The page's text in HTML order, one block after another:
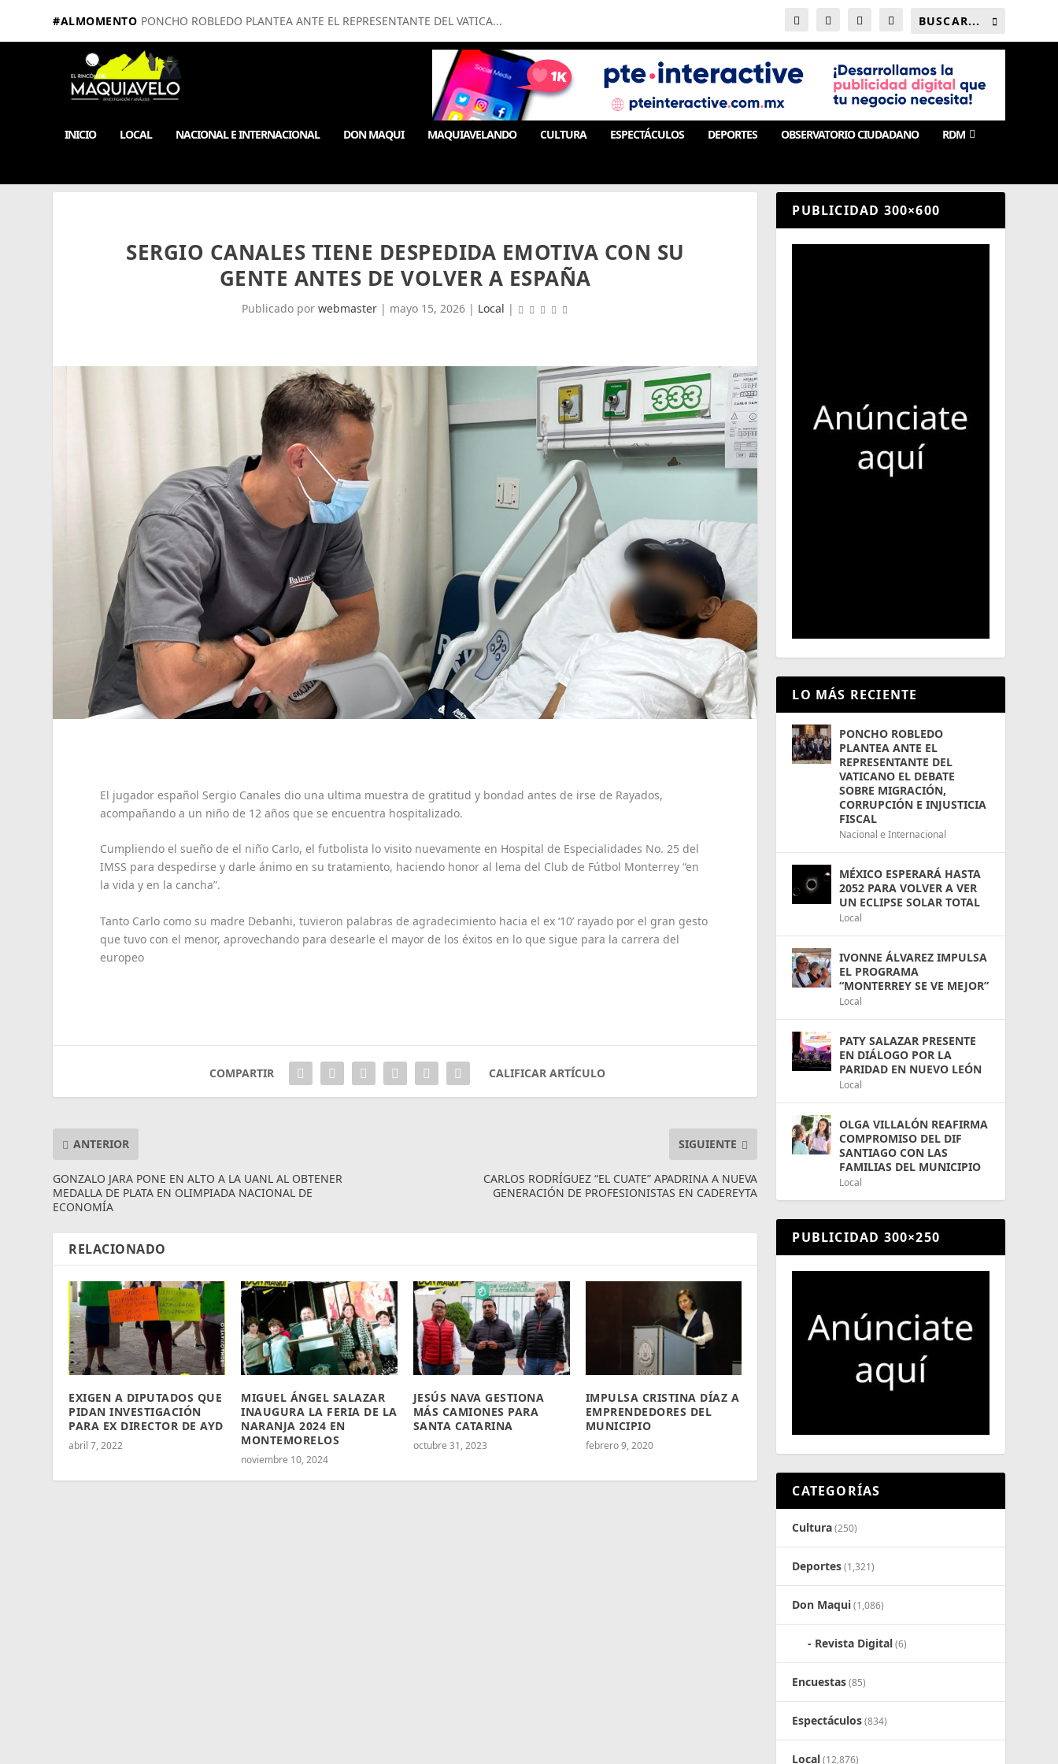
#ALMOMENTO PONCHO ROBLEDO PLANTEA ANTE EL REPRESENTANTE DEL VATICA...
INICIO LOCAL NACIONAL E INTERNACIONAL DON MAQUI MAQUIAVELANDO CULTURA ESPECTÁCULOS DEPORTES OBSERVATORIO CIUDADANO RDM
SERGIO CANALES TIENE DESPEDIDA EMOTIVA CON SU
GENTE ANTES DE VOLVER A ESPAÑA
Publicado por webmaster| mayo 15, 2026| Local |
El jugador español Sergio Canales dio una ultima muestra de gratitud y bondad antes de irse de Rayados,
acompañando a un niño de 12 años que se encuentra hospitalizado.
Cumpliendo el sueño de el niño Carlo, el futbolista lo visito nuevamente en Hospital de Especialidades No. 25 del
IMSS para despedirse y darle ánimo en su tratamiento, haciendo honor al lema del Club de Fútbol Monterrey “en
la vida y en la cancha”.
Tanto Carlo como su madre Debanhi, tuvieron palabras de agradecimiento hacia el ex ‘10’ rayado por el gran gesto
que tuvo con el menor, aprovechando para desearle el mayor de los éxitos en lo que sigue para la carrera del
europeo
COMPARTIR CALIFICAR ARTÍCULO
ANTERIOR
GONZALO JARA PONE EN ALTO A LA UANL AL OBTENER
MEDALLA DE PLATA EN OLIMPIADA NACIONAL DE
ECONOMÍA
SIGUIENTE
CARLOS RODRÍGUEZ “EL CUATE” APADRINA A NUEVA
GENERACIÓN DE PROFESIONISTAS EN CADEREYTA
RELACIONADO
EXIGEN A DIPUTADOS QUE
PIDAN INVESTIGACIÓN
PARA EX DIRECTOR DE AYD
abril 7, 2022
MIGUEL ÁNGEL SALAZAR
INAUGURA LA FERIA DE LA
NARANJA 2024 EN
MONTEMORELOS
noviembre 10, 2024
JESÚS NAVA GESTIONA
MÁS CAMIONES PARA
SANTA CATARINA
octubre 31, 2023
IMPULSA CRISTINA DÍAZ A
EMPRENDEDORES DEL
MUNICIPIO
febrero 9, 2020
PUBLICIDAD 300×600
LO MÁS RECIENTE
PONCHO ROBLEDO
PLANTEA ANTE EL
REPRESENTANTE DEL
VATICANO EL DEBATE
SOBRE MIGRACIÓN,
CORRUPCIÓN E INJUSTICIA
FISCAL
Nacional e Internacional
MÉXICO ESPERARÁ HASTA
2052 PARA VOLVER A VER
UN ECLIPSE SOLAR TOTAL
Local
IVONNE ÁLVAREZ IMPULSA
EL PROGRAMA
“MONTERREY SE VE MEJOR”
Local
PATY SALAZAR PRESENTE
EN DIÁLOGO POR LA
PARIDAD EN NUEVO LEÓN
Local
OLGA VILLALÓN REAFIRMA
COMPROMISO DEL DIF
SANTIAGO CON LAS
FAMILIAS DEL MUNICIPIO
Local
PUBLICIDAD 300×250
CATEGORÍAS
Cultura(250)
Deportes(1,321)
Don Maqui(1,086)
Revista Digital(6)
Encuestas(85)
Espectáculos(834)
Local(12,876)